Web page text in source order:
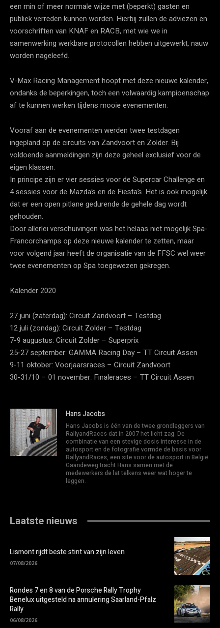
een min of meer normale wijze met (beperkt) gasten en
publiek verreden kunnen worden. Hierbij zullen de adviezen en
voorschriften van KNAF en RACB, met wie we in
samenwerking werkbare protocollen hebben uitgewerkt, nauw
worden nageleefd.
V-Max Racing Management hoopt met deze nieuwe kalender,
ondanks de beperkingen, toch een volwaardig kampioenschap
af te kunnen werken tijdens mooie evenementen.
Vooraf aan de evenementen werden twee testdagen
ingepland op de circuits van Zandvoort en Zolder. Bij
voldoende aanmeldingen zijn deze geheel exclusief voor de
eigen klassen.
In principe zijn er vier sessies voor de Supercar Challenge en
4 sessies voor de Mazda’s en de Fiesta’s. Het is ook mogelijk
dat er een open pitlane gedurende de gehele dag wordt
gehouden.
Door allerlei verschuivingen was het helaas niet mogelijk Spa-
Francorchamps op deze nieuwe kalender te zetten, maar
voor volgend jaar heeft de organisatie van de FFSC wel weer
twee evenementen op Spa toegewezen gekregen.
Kalender 2020
27 juni (zaterdag): Circuit Zandvoort – Testdag
12 juli (zondag): Circuit Zolder – Testdag
7-9 augustus: Circuit Zolder – Superprix
25-27 september: GAMMA Racing Day – TT Circuit Assen
9-11 oktober: Voorjaarsraces – Circuit Zandvoort
30-31/10 – 01 november: Finaleraces – TT Circuit Assen
Hans Jacobs
Hans Jacobs is één van de twee grondleggers van
RallyandRaces dat in 2007 het licht zag. De
combinatie van een stevige dosis interesse in de
autosport en de fotografie vormde de basis voor
RallyandRaces, een site voor de autosport in België.
Gaandeweg tracht Hans samen met de
medewerkers de lat telkens weer wat hoger te
leggen.
Laatste nieuws
Lismont rijdt beste stint van zijn leven
07/08/2026
Rondes 7 en 8 van de Porsche Rally Trophy
Benelux uitgesteld na annulering Saarland-Pfalz
Rally
06/08/2026